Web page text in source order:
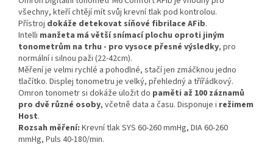
všechny, kteří chtějí mít svůj krevní tlak pod kontrolou.
Přístroj dokáže detekovat síňové fibrilace AFib.
Intelli manžeta má větší snímací plochu oproti jiným
tonometrům na trhu - pro vysoce přesné výsledky, pro
normální i silnou paži (22-42cm).
Měření je velmi rychlé a pohodlné, stačí jen zmáčknou jedno
tlačítko. Displej tonometru je velký, přehledný a třířádkový.
Omron tonometr si dokáže uložit do paměti až 100 záznamů
pro dvě různé osoby, včetně data a času. Disponuje i režimem
Host.
Rozsah měření: Krevní tlak SYS 60-260 mmHg, DIA 60-260
mmHg, Puls 40-180/min.